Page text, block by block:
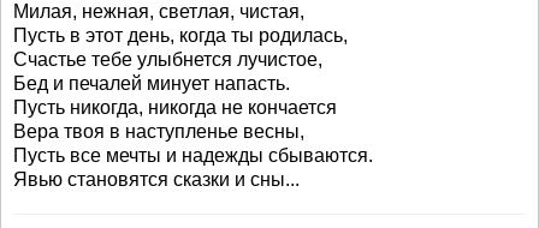
Милая, нежная, светлая, чистая,
Пусть в этот день, когда ты родилась,
Счастье тебе улыбнется лучистое,
Бед и печалей минует напасть.
Пусть никогда, никогда не кончается
Вера твоя в наступленье весны,
Пусть все мечты и надежды сбываются.
Явью становятся сказки и сны...